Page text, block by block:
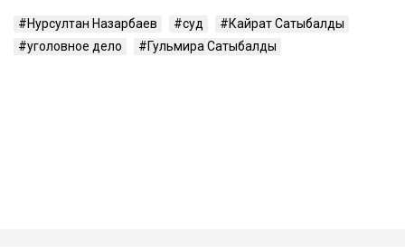
Нурсултан Назарбаев суд
Кайрат Сатыбалды
уголовное дело
Гульмира Сатыбалды